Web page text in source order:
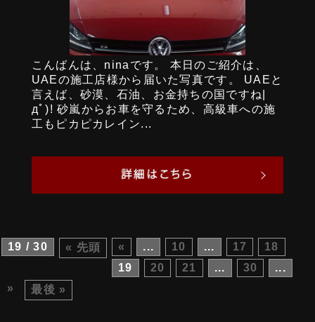
こんばんは、ninaです。 本日のご紹介は、
UAEの施工店様から届いた写真です。 UAEと
言えば、砂漠、石油、お金持ちの国ですね|
дﾟ)! 砂嵐からお車を守るため、高級車への施
工もピカピカレイン...
19 / 30 « 先頭 « ... 10 ... 17
18
19
20 21 ... 30
...
»
最後 »